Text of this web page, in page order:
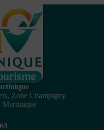
Zone Champigny
Martinique